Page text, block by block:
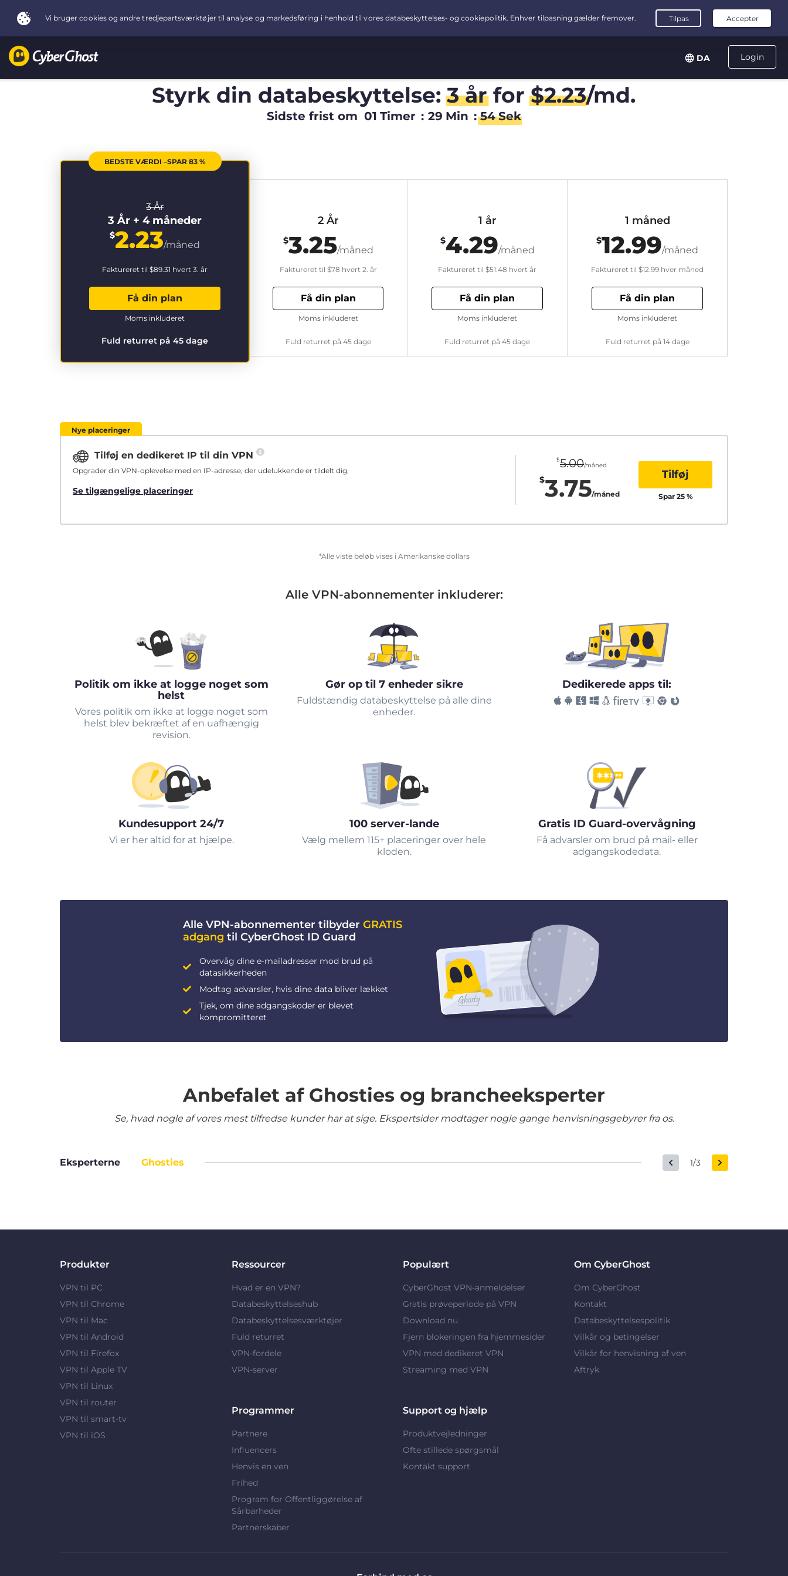
Login
DA
Styrk din databeskyttelse:3 årfor$2.23/md.
Sidste frist om 01 Timer : 29 Min : 54 Sek
BEDSTE VÆRDI –SPAR 83 %
3 År
3 År + 4 måneder
$2.23/måned
Faktureret til $89.31 hvert 3. år
Få din plan
Fuld returret på 45 dage
Moms inkluderet
2 År
$3.25/måned
Faktureret til $78 hvert 2. år
Få din plan
Fuld returret på 45 dage
Moms inkluderet
1 år
$4.29/måned
Faktureret til $51.48 hvert år
Få din plan
Fuld returret på 45 dage
Moms inkluderet
1 måned
$12.99/måned
Faktureret til $12.99 hver måned
Få din plan
Fuld returret på 14 dage
Moms inkluderet
Nye placeringer
Tilføj en dedikeret IP til din VPN
Opgrader din VPN-oplevelse med en IP-adresse, der udelukkende er tildelt dig.
Se tilgængelige placeringer
$5.00/måned
$3.75/måned
Tilføj
Spar 25%
*Alle viste beløb vises i Amerikanske dollars
Alle VPN-abonnementer inkluderer:
Politik om ikke at logge noget som
helst
Vores politik om ikke at logge noget som
helst blev bekræftet af en uafhængig
revision.
Gør op til 7 enheder sikre
Fuldstændig databeskyttelse på alle dine
enheder.
Dedikerede apps til:
Kundesupport 24/7
Vi er her altid for at hjælpe.
100 server-lande
Vælg mellem 115+ placeringer over hele
kloden.
Gratis ID Guard-overvågning
Få advarsler om brud på mail- eller
adgangskodedata.
Alle VPN-abonnementer tilbyder GRATIS
adgang til CyberGhost ID Guard
Overvåg dine e-mailadresser mod brud på
datasikkerheden
Modtag advarsler, hvis dine data bliver lækket
Tjek, om dine adgangskoder er blevet
kompromitteret
Anbefalet af Ghosties og brancheeksperter
Se, hvad nogle af vores mest tilfredse kunder har at sige. Ekspertsider modtager nogle gange henvisningsgebyrer fra os.
Eksperterne Ghosties 1/3
Produkter
VPN til PC
VPN til Chrome
VPN til Mac
VPN til Android
VPN til Firefox
VPN til Apple TV
VPN til Linux
VPN til router
VPN til smart-tv
VPN til iOS
Ressourcer
Hvad er en VPN?
Databeskyttelseshub
Databeskyttelsesværktøjer
Fuld returret
VPN-fordele
VPN-server
Populært
CyberGhost VPN-anmeldelser
Gratis prøveperiode på VPN
Download nu
Fjern blokeringen fra hjemmesider
VPN med dedikeret VPN
Streaming med VPN
Om CyberGhost
Om CyberGhost
Kontakt
Databeskyttelsespolitik
Vilkår og betingelser
Vilkår for henvisning af ven
Aftryk
Programmer
Partnere
Influencers
Henvis en ven
Frihed
Program for Offentliggørelse af
Sårbarheder
Partnerskaber
Support og hjælp
Produktvejledninger
Ofte stillede spørgsmål
Kontakt support